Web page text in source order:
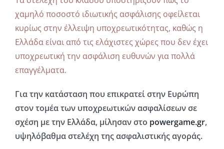
χαμηλό ποσοστό ιδιωτικής ασφάλισης οφείλεται
κυρίως στην έλλειψη υποχρεωτικότητας, καθώς η
Ελλάδα είναι από τις ελάχιστες χώρες που δεν έχει
υποχρεωτική την ασφάλιση ευθυνών για πολλά
επαγγέλματα.
Για την κατάσταση που επικρατεί στην Ευρώπη
στον τομέα των υποχρεωτικών ασφαλίσεων σε
σχέση με την Ελλάδα, μίλησαν στο powergame.gr,
υψηλόβαθμα στελέχη της ασφαλιστικής αγοράς.